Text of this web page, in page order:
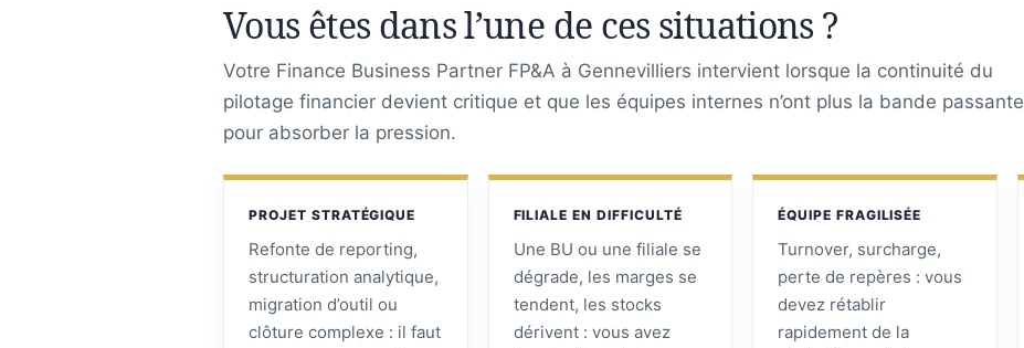
Vous êtes dans l’une de ces situations ?
Votre Finance Business Partner FP&A à Gennevilliers intervient lorsque la continuité du
pilotage financier devient critique et que les équipes internes n’ont plus la bande passante
pour absorber la pression.
PROJET STRATÉGIQUE
Refonte de reporting,
structuration analytique,
migration d’outil ou
clôture complexe : il faut
FILIALE EN DIFFICULTÉ
Une BU ou une filiale se
dégrade, les marges se
tendent, les stocks
dérivent : vous avez
ÉQUIPE FRAGILISÉE
Turnover, surcharge,
perte de repères : vous
devez rétablir
rapidement de la